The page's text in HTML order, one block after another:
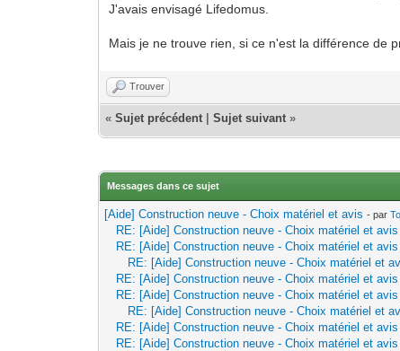
J'avais envisagé Lifedomus.
Mais je ne trouve rien, si ce n'est la différence de
Trouver
«Sujet précédent |Sujet suivant »
Messages dans ce sujet
[Aide] Construction neuve - Choix matériel et avis - par
RE: [Aide] Construction neuve - Choix matériel et avis
RE: [Aide] Construction neuve - Choix matériel et avis
RE: [Aide] Construction neuve - Choix matériel et
RE: [Aide] Construction neuve - Choix matériel et avis
RE: [Aide] Construction neuve - Choix matériel et avis
RE: [Aide] Construction neuve - Choix matériel et
RE: [Aide] Construction neuve - Choix matériel et avis
RE: [Aide] Construction neuve - Choix matériel et avis